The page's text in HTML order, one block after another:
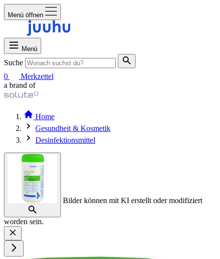
Menü öffnen
Menü
Suche
0
Merkzettel
a brand of
Home
Gesundheit & Kosmetik
Desinfektionsmittel
Bilder können mit KI erstellt oder modifiziert
worden sein.